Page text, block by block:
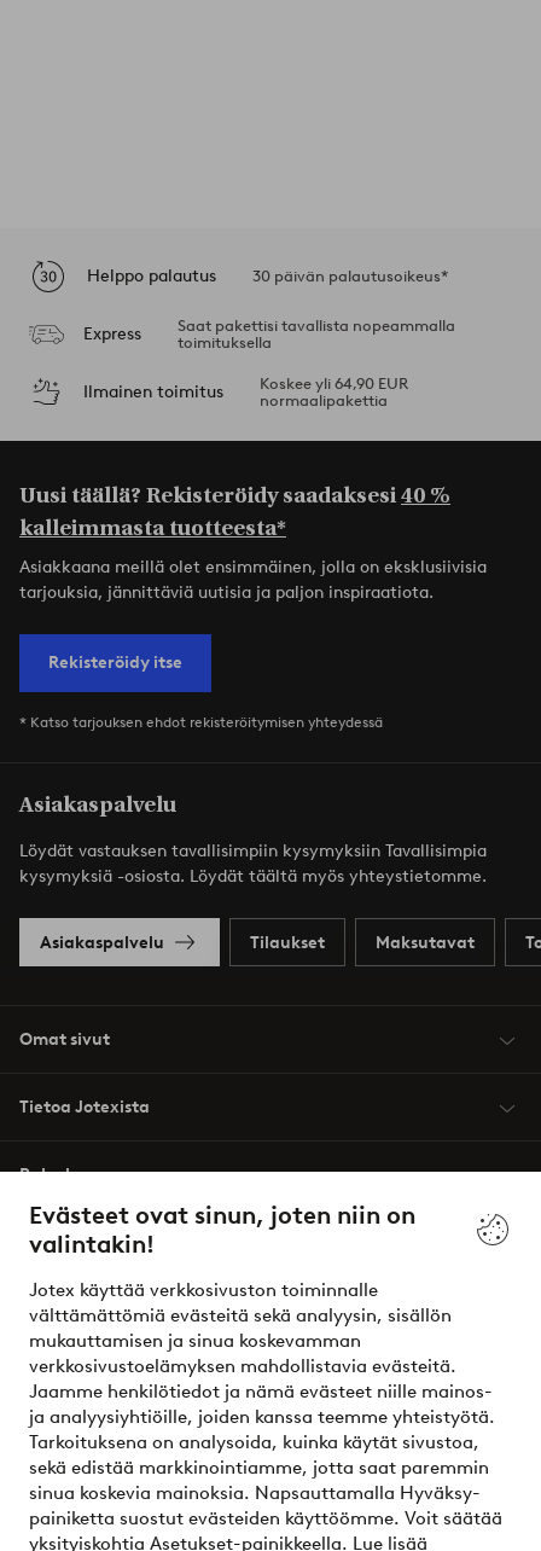
Evästeet ovat sinun, joten niin on
valintakin!
Jotex käyttää verkkosivuston toiminnalle
välttämättömiä evästeitä sekä analyysin, sisällön
mukauttamisen ja sinua koskevamman
verkkosivustoelämyksen mahdollistavia evästeitä.
Jaamme henkilötiedot ja nämä evästeet niille mainos-
ja analyysiyhtiöille, joiden kanssa teemme yhteistyötä.
Tarkoituksena on analysoida, kuinka käytät sivustoa,
sekä edistää markkinointiamme, jotta saat paremmin
sinua koskevia mainoksia. Napsauttamalla Hyväksy-
painiketta suostut evästeiden käyttöömme. Voit säätää
yksityiskohtia Asetukset-painikkeella. Lue lisää
Helppo palautus 30 päivän palautusoikeus*
Express
Saat pakettisi tavallista nopeammalla
toimituksella
Ilmainen toimitus
Koskee yli 64,90 EUR
normaalipakettia
Uusi täällä? Rekisteröidy saadaksesi40 %
kalleimmasta tuotteesta*
Asiakkaana meillä olet ensimmäinen, jolla on eksklusiivisia
tarjouksia, jännittäviä uutisia ja paljon inspiraatiota.
Rekisteröidy itse
* Katso tarjouksen ehdot rekisteröitymisen yhteydessä
Asiakaspalvelu
Löydät vastauksen tavallisimpiin kysymyksiin Tavallisimpia
kysymyksiä -osiosta. Löydät täältä myös yhteystietomme.
Asiakaspalvelu Tilaukset Maksutavat
Omat sivut
Tietoa Jotexista
Palvelumme
Ehdot
Ystävät
Turvalliset maksut – maksa nyt tai erissä
Haluatko tietää lisää maksuvaihtoehdoistamme?
elpy